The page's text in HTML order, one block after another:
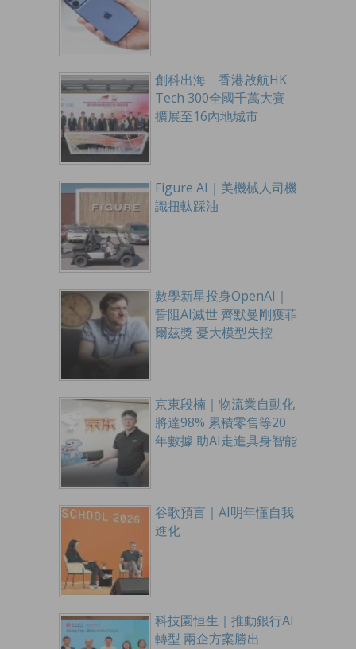
創科出海 香港啟航HK
Tech 300全國千萬大賽
擴展至16內地城市
Figure AI｜美機械人司機
識扭軚踩油
數學新星投身OpenAI｜
誓阻AI滅世 齊默曼剛獲菲
爾茲獎 憂大模型失控
京東段楠｜物流業自動化
將達98% 累積零售等20
年數據 助AI走進具身智能
谷歌預言｜AI明年懂自我
進化
科技園恒生｜推動銀行AI
轉型 兩企方案勝出